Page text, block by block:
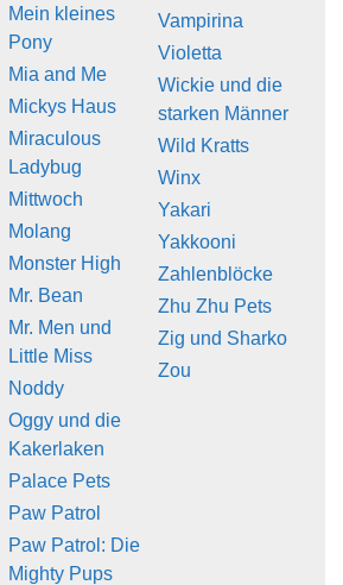
Mein kleines
Pony
Mia and Me
Mickys Haus
Miraculous
Ladybug
Mittwoch
Molang
Monster High
Mr. Bean
Mr. Men und
Little Miss
Noddy
Oggy und die
Kakerlaken
Palace Pets
Paw Patrol
Paw Patrol: Die
Mighty Pups
Vampirina
Violetta
Wickie und die
starken Männer
Wild Kratts
Winx
Yakari
Yakkooni
Zahlenblöcke
Zhu Zhu Pets
Zig und Sharko
Zou